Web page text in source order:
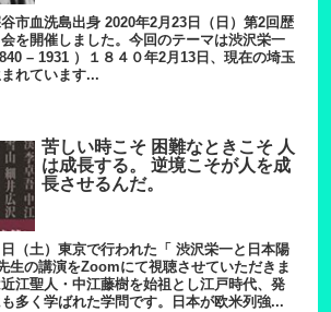
市血洗島出身 2020年2月23日（日）第2回歴
を開催しました。今回のテーマは渋沢栄一
– 1931 ）１８４０年2月13日、現在の埼玉
れています...
苦しい時こそ 困難なときこそ 人
は成長する。 逆境こそが人を成
長させるんだ。
（土）東京で行われた「 渋沢栄一と日本陽
生の講演をZoomにて視聴させていただきま
江聖人・中江藤樹を始祖とし江戸時代、発
多く学ばれた学問です。日本が欧米列強...